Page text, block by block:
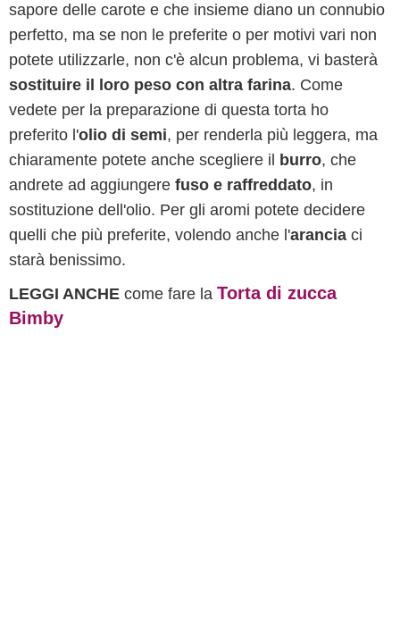
sapore delle carote e che insieme diano un connubio
perfetto, ma se non le preferite o per motivi vari non
potete utilizzarle, non c'è alcun problema, vi basterà
sostituire il loro peso con altra farina. Come
vedete per la preparazione di questa torta ho
preferito l'olio di semi, per renderla più leggera, ma
chiaramente potete anche scegliere il
burro, che
andrete ad aggiungere fuso e raffreddato, in
sostituzione dell'olio. Per gli aromi potete decidere
quelli che più preferite, volendo anche l'arancia ci
starà benissimo.
LEGGI ANCHE come fare la Torta di zucca
Bimby